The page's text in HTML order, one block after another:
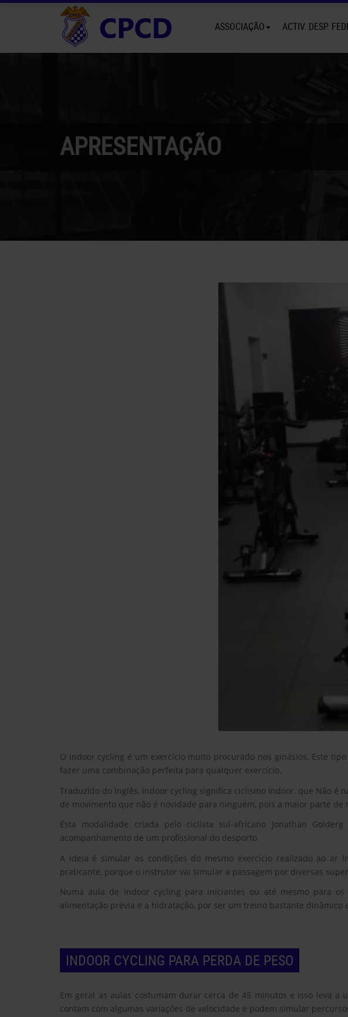
ASSOCIAÇÃO ACTIV. DESP.
APRESENTAÇÃO
O indoor cycling é um exercício muito procurado nos ginásios. Este
fazer uma combinação perfeita para qualquer exercício.
Traduzido do inglês, indoor cycling significa ciclismo indoor, que Não é
de movimento que não é novidade para ninguém, pois a maior parte
Esta modalidade criada pelo ciclista sul-africano Jonathan
acompanhamento de um profissional do desporto.
A ideia é simular as condições do mesmo exercício realizado ao ar
praticante, porque o instrutor vai simular a passagem por diversas
Numa aula de indoor cycling para iniciantes ou até mesmo para
alimentação prévia e a hidratação, por ser um treino bastante dinâmico
INDOOR CYCLING PARA PERDA DE PESO
Em geral as aulas costumam durar cerca de 45 minutos e isso leva
contam com algumas variações de velocidade e podem simular